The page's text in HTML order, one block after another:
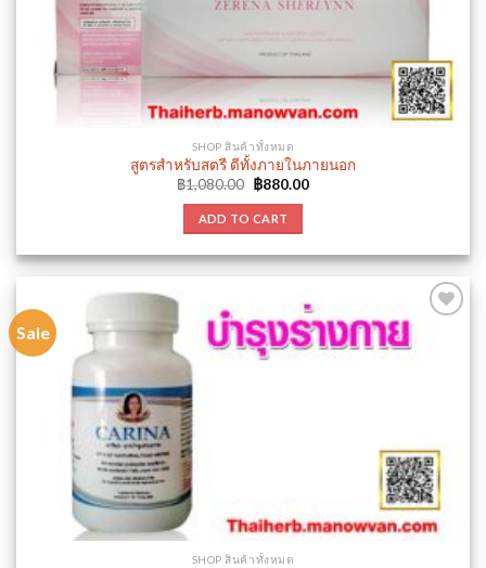
SHOP สินค้าทั้งหมด
สูตรสำหรับสตรี ดีทั้งภายในภายนอก
฿1,080.00 Original
price
was:
฿1,080.00.
฿880.00Current
ADD TO CART
Sale
SHOP สินค้าทั้งหมด